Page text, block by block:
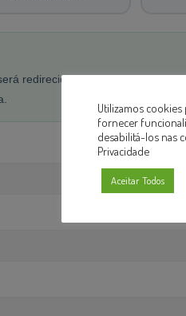
redirecionado para o sistema
Utilizamos
fornecer
desabilitá-los nas
Privacidade
Aceitar Todos